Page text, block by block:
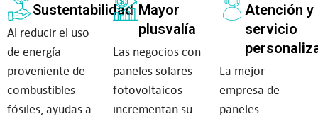
Sustentabilidad
Al reducir el uso
de energía
proveniente de
combustibles
fósiles, ayudas a
Mayor
plusvalía
Las negocios con
paneles solares
fotovoltaicos
incrementan su
Atención y
servicio
La mejor
empresa de
paneles